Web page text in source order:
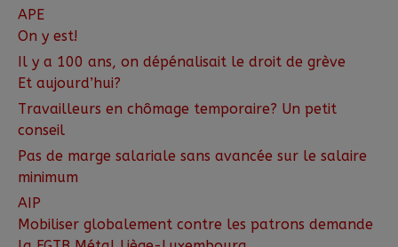
APE
On y est!
Il y a 100 ans, on dépénalisait le droit de grève
Et aujourd’hui?
Travailleurs en chômage temporaire? Un petit
conseil
Pas de marge salariale sans avancée sur le salaire
minimum
AIP
Mobiliser globalement contre les patrons demande